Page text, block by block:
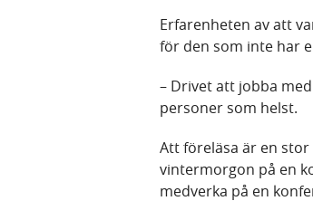
Erfarenheten av att
för den som inte har
– Drivet att jobba
personer som helst.
Att föreläsa är en stor
vintermorgon på en
medverka på en